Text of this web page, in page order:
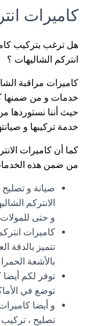
كاميرات
هل ترغب بتركيب
انتركم الشاليهات ؟
كاميرات مراقبة
خدمات و من ضمنها
حيث أننا نستوردها
خدمة تركيبها و
كما أن كاميرات
من ضمن هذه
صيانة و
الانتركم
و حتى
كاميرات
بالأشعة
توفر لكم
توضع في
و أيضا
تصليح ، تركيب